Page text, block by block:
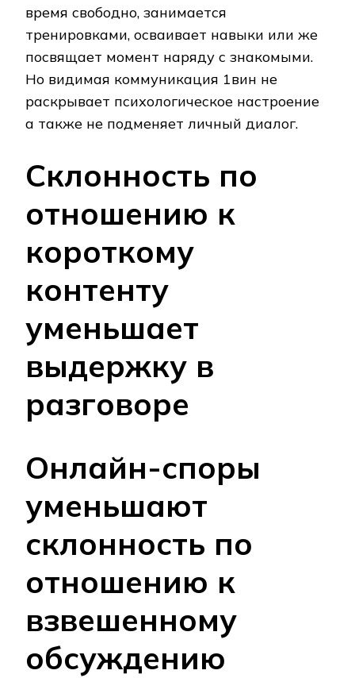
время свободно, занимается
тренировками, осваивает навыки или же
посвящает момент наряду с знакомыми.
Но видимая коммуникация 1вин не
раскрывает психологическое настроение
а также не подменяет личный диалог.
Склонность по
отношению к
короткому
контенту
уменьшает
выдержку в
разговоре
Онлайн-споры
уменьшают
склонность по
отношению к
взвешенному
обсуждению